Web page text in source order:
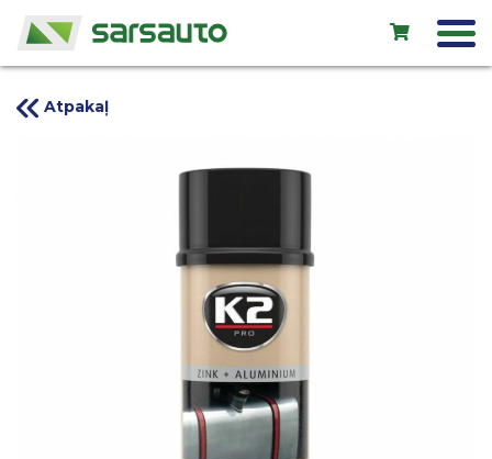
Autoserviss
Veikals
Jauni auto
Lietoti auto
Kontakti
Atpakaļ